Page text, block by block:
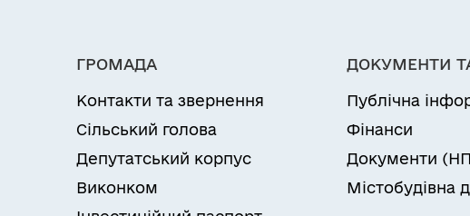
ГРОМАДА
Контакти та звернення
Сільський голова
Депутатський корпус
Виконком
ДОКУМЕНТИ
Публічна
Фінанси
Документи
Містобудівна